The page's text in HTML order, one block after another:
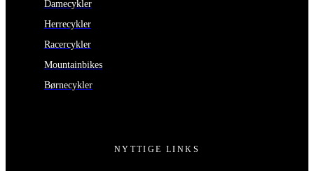
Damecykler
Herrecykler
Racercykler
Mountainbikes
Børnecykler
NYTTIGE LINKS